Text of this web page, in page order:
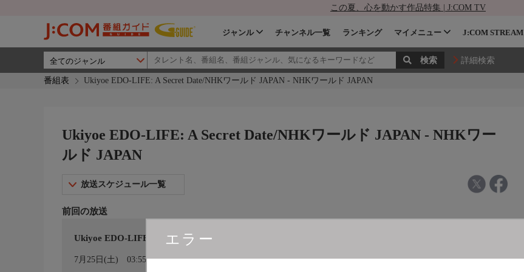
この夏、心を動かす作品特集 | J:COM TV
ジャンル チャンネル一覧 ランキング マイメニュー J:COM STREAM
詳細検索
番組表 Ukiyoe EDO-LIFE: A Secret Date/NHKワールド JAPAN - NHKワールド JAPAN
エラー
Ukiyoe EDO-LIFE: A Secret Date/NHKワールド JAPAN - NHKワー
ルド JAPAN
放送スケジュール一覧
前回の放送
Ukiyoe EDO-LIFE: A Secret Date/ＮＨＫワールド ＪＡＰＡＮ
7月25日(土) 03:55〜04:00